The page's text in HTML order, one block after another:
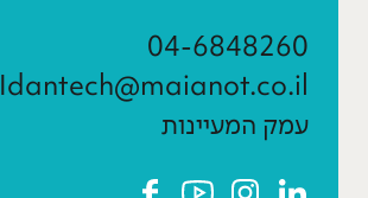
04-6848260
Idantech@maianot.co.il
עמק המעיינות